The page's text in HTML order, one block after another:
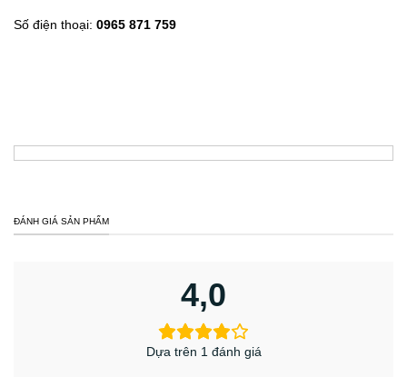
Số điện thoại: 0965 871 759
ĐÁNH GIÁ SẢN PHẨM
4,0
Dựa trên 1 đánh giá